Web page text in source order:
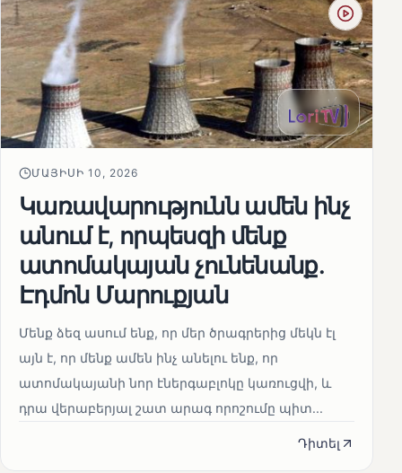
ՄԱՅԻՍԻ 10, 2026
Կառավարությունն ամեն ինչ
անում է, որպեսզի մենք
ատոմակայան չունենանք․
Էդմոն Մարուքյան
Մենք ձեզ ասում ենք, որ մեր ծրագրերից մեկն էլ
այն է, որ մենք ամեն ինչ անելու ենք, որ
ատոմակայանի նոր էներգաբլոկը կառուցվի, և
դրա վերաբերյալ շատ արագ որոշումը պիտ...
Դիտել